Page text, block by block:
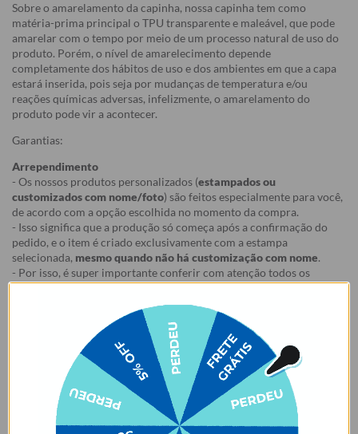
Sobre o amarelamento da capinha, nossa capinha tem como
matéria-prima principal o TPU transparente e maleável, que pode
amarelar com o tempo por meio de um processo natural de uso do
produto. Porém, o nível de amarelecimento depende
completamente dos hábitos de uso e dos ambientes em que a capa
estará inserida, pois seja por mudanças de temperatura e/ou
reações químicas adversas, infelizmente, o amarelamento do
produto pode vir a acontecer.
Garantias:
Arrependimento
- Os nossos produtos personalizados (estampados ou
customizados com nome/foto) são feitos especialmente para você,
de acordo com a opção escolhida no momento da compra.
- Isso significa que a produção só começa após a confirmação do
pedido, e o item é criado exclusivamente com a estampa
selecionada, mesmo quando não há customização com nome.
- Por isso, é super importante conferir com atenção todos os
detalhes antes de finalizar a compra, como modelo, estampa e
- Após o início da produção,
não é possível realizar
cancelamentos ou alterações
, pois o produto não pode retornar
- Descascamento: 6 meses;
- Amarelamento: 6 meses;